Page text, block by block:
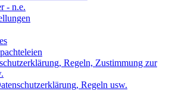
- n.e.
Regeln, Zustimmung zur
Regeln usw.